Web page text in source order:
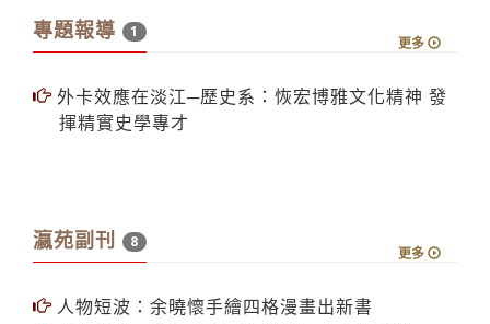
專題報導 1
更多
外卡效應在淡江─歷史系：恢宏博雅文化精神 發
揮精實史學專才
瀛苑副刊 8
更多
人物短波：余曉懷手繪四格漫畫出新書